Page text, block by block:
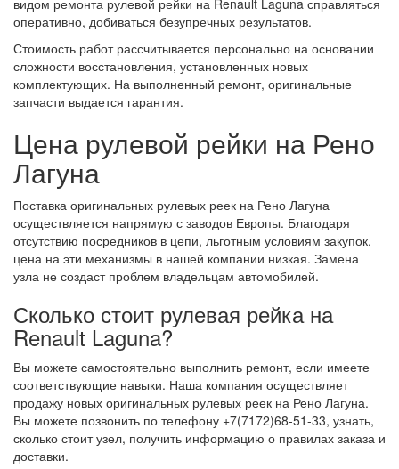
видом ремонта рулевой рейки на Renault Laguna справляться
оперативно, добиваться безупречных результатов.
Стоимость работ рассчитывается персонально на основании
сложности восстановления, установленных новых
комплектующих. На выполненный ремонт, оригинальные
запчасти выдается гарантия.
Цена рулевой рейки на Рено
Лагуна
Поставка оригинальных рулевых реек на Рено Лагуна
осуществляется напрямую с заводов Европы. Благодаря
отсутствию посредников в цепи, льготным условиям закупок,
цена на эти механизмы в нашей компании низкая. Замена
узла не создаст проблем владельцам автомобилей.
Сколько стоит рулевая рейка на
Renault Laguna?
Вы можете самостоятельно выполнить ремонт, если имеете
соответствующие навыки. Наша компания осуществляет
продажу новых оригинальных рулевых реек на Рено Лагуна.
Вы можете позвонить по телефону +7(7172)68-51-33, узнать,
сколько стоит узел, получить информацию о правилах заказа и
доставки.